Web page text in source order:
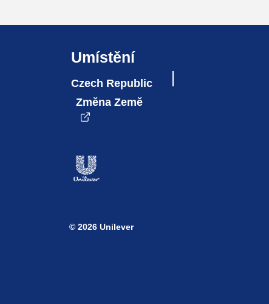
Umístění
Czech Republic
Změna Země
© 2026 Unilever